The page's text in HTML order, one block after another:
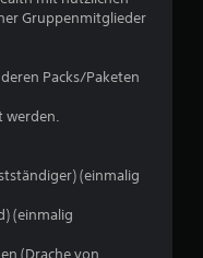
e
e
Gruppenmitglieder
Packs/Paketen
werden.
(einmalig
(einmalig
(Drache von